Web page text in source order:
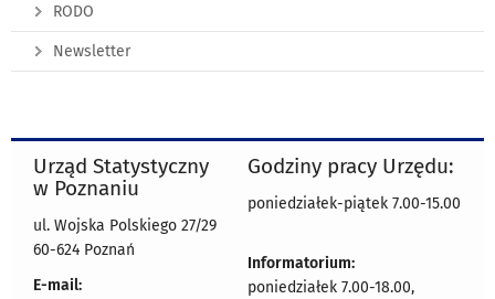
RODO
Newsletter
Urząd Statystyczny
w Poznaniu
ul. Wojska Polskiego 27/29
60-624 Poznań
E-mail:
Godziny pracy Urzędu:
poniedziałek-piątek 7.00-15.00
Informatorium:
poniedziałek 7.00-18.00,